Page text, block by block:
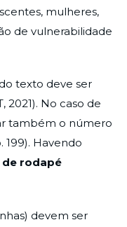
mulheres,
de vulnerabilidade
texto deve ser
2021). No caso de
também o número
199). Havendo
rodapé
devem ser